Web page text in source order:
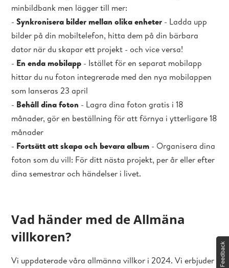
minbildbank men lägger till mer:
-Synkronisera bilder mellan olika enheter - Ladda upp
bilder på din mobiltelefon, hitta dem på din bärbara
dator när du skapar ett projekt - och vice versa!
- En enda mobilapp - Istället för en separat mobilapp
hittar du nu foton integrerade med den nya mobilappen
som lanseras 23 april
- Behåll dina foton - Lagra dina foton gratis i 18
månader, gör en beställning för att förnya i ytterligare 18
månader
- Fortsätt att skapa och bevara album - Organisera dina
foton som du vill: För ditt nästa projekt, per år eller efter
dina semestrar och händelser i livet.
Vad händer med de Allmäna
villkoren?
Vi uppdaterade våra allmänna villkor i 2024. Vi erbjuder